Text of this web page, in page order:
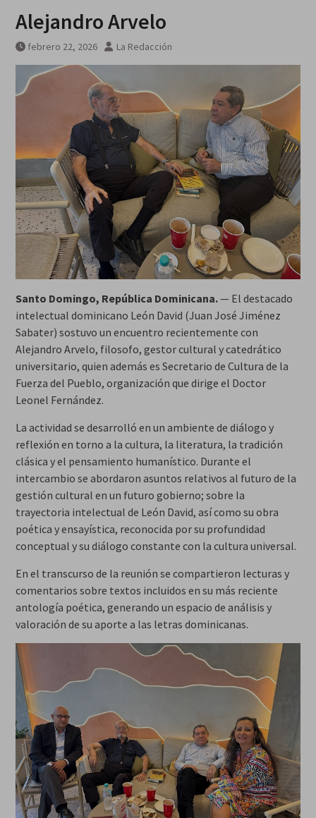
Alejandro Arvelo
febrero 22, 2026 La Redacción
Santo Domingo, República Dominicana.— El destacado
intelectual dominicano León David (Juan José Jiménez
Sabater) sostuvo un encuentro recientemente con
Alejandro Arvelo, filosofo, gestor cultural y catedrático
universitario, quien además es Secretario de Cultura de la
Fuerza del Pueblo, organización que dirige el Doctor
Leonel Fernández.
La actividad se desarrolló en un ambiente de diálogo y
reflexión en torno a la cultura, la literatura, la tradición
clásica y el pensamiento humanístico. Durante el
intercambio se abordaron asuntos relativos al futuro de la
gestión cultural en un futuro gobierno; sobre la
trayectoria intelectual de León David, así como su obra
poética y ensayística, reconocida por su profundidad
conceptual y su diálogo constante con la cultura universal.
En el transcurso de la reunión se compartieron lecturas y
comentarios sobre textos incluidos en su más reciente
antología poética, generando un espacio de análisis y
valoración de su aporte a las letras dominicanas.